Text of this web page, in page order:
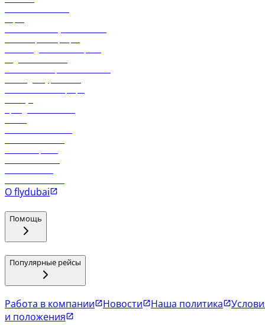
О flydubai
Помощь
Популярные рейсы
Работа в компании Новости Наша политика
и положения